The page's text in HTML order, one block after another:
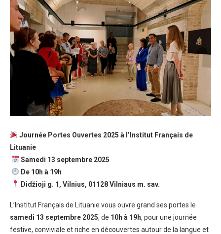
Journée Portes Ouvertes 2025 à l’Institut Français de
Lituanie
Samedi 13 septembre 2025
De 10h à 19h
Didžioji g. 1, Vilnius, 01128 Vilniaus m. sav.
L’Institut Français de Lituanie vous ouvre grand ses portes le
samedi 13 septembre 2025, de 10h à 19h, pour une journée
festive, conviviale et riche en découvertes autour de la langue et